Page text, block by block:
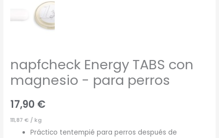
napfcheck Energy TABS con
magnesio - para perros
17,90 €
111,87€ / kg
Práctico tentempié para perros después de